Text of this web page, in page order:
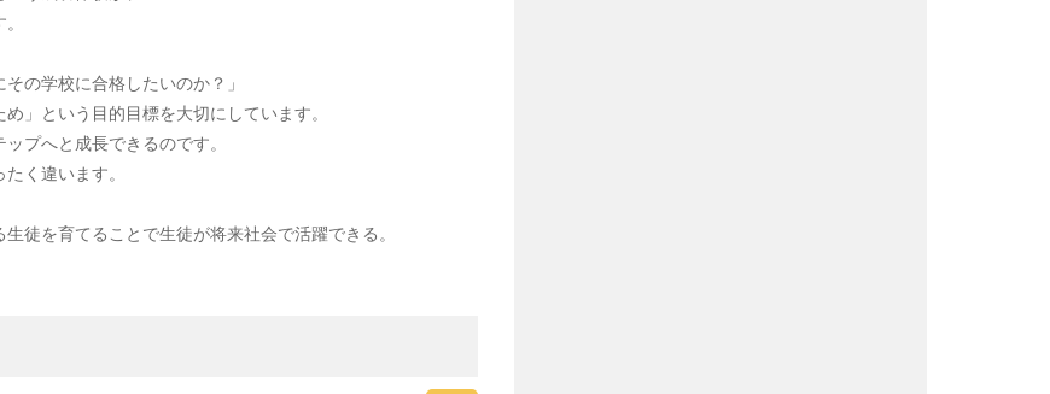
の学校に合格したいのか？」
」という目的目標を大切にしています。
プへと成長できるのです。
く違います。
徒を育てることで生徒が将来社会で活躍できる。